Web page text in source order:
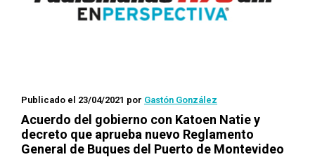
Publicado el 23/04/2021 por Gastón González
Acuerdo del gobierno con Katoen Natie y
decreto que aprueba nuevo Reglamento
General de Buques del Puerto de Montevideo